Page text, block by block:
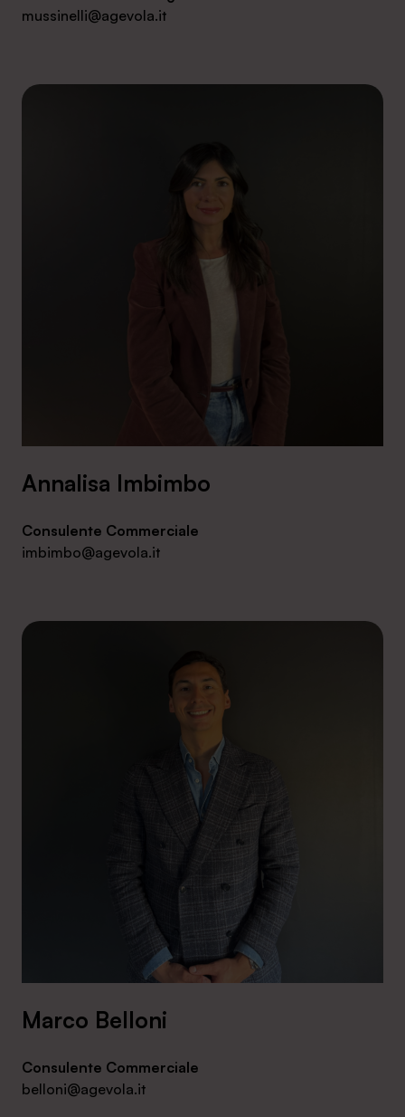
mussinelli@agevola.it
Annalisa Imbimbo
Consulente Commerciale
imbimbo@agevola.it
Marco Belloni
Consulente Commerciale
belloni@agevola.it